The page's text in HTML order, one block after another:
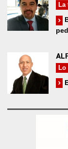
La
Lo